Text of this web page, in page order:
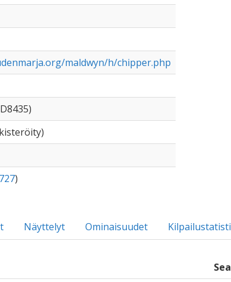
maldwyn/h/chipper.php
)
Näyttelyt Ominaisuudet